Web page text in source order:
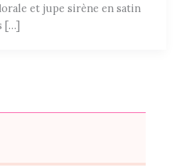
et jupe sirène en satin
[…]